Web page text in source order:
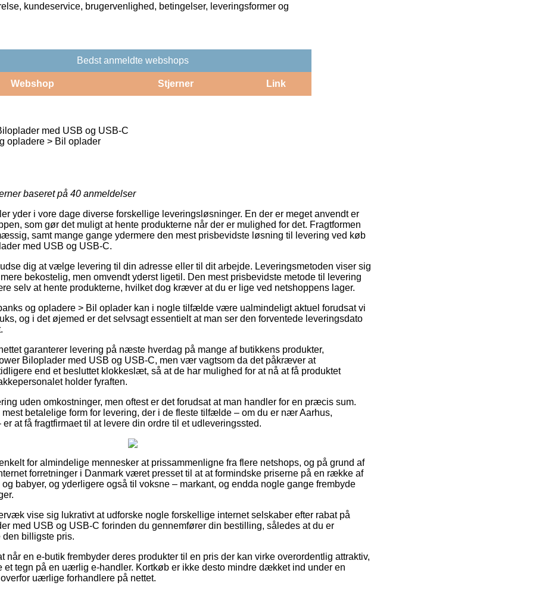
kundeservice, brugervenlighed, betingelser, leveringsformer og
Bedst anmeldte webshops
Webshop Stjerner Link
med USB og USB-C
opladere > Bil oplader
baseret på 40 anmeldelser
yder i vore dage diverse forskellige leveringsløsninger. En der er meget anvendt er
som gør det muligt at hente produkterne når der er mulighed for det. Fragtformen
samt mange gange ydermere den mest prisbevidste løsning til levering ved køb
med USB og USB-C.
dig at vælge levering til din adresse eller til dit arbejde. Leveringsmetoden viser sig
bekostelig, men omvendt yderst ligetil. Den mest prisbevidste metode til levering
selv at hente produkterne, hvilket dog kræver at du er lige ved netshoppens lager.
og opladere > Bil oplader kan i nogle tilfælde være ualmindeligt aktuel forudsat vi
og i det øjemed er det selvsagt essentielt at man ser den forventede leveringsdato
garanterer levering på næste hverdag på mange af butikkens produkter,
Biloplader med USB og USB-C, men vær vagtsom da det påkræver at
end et besluttet klokkeslæt, så at de har mulighed for at nå at få produktet
holder fyraften.
uden omkostninger, men oftest er det forudsat at man handler for en præcis sum.
betalelige form for levering, der i de fleste tilfælde – om du er nær Aarhus,
at få fragtfirmaet til at levere din ordre til et udleveringssted.
for almindelige mennesker at prissammenligne fra flere netshops, og på grund af
forretninger i Danmark været presset til at at formindske priserne på en række af
babyer, og yderligere også til voksne – markant, og endda nogle gange frembyde
vise sig lukrativt at udforske nogle forskellige internet selskaber efter rabat på
med USB og USB-C forinden du gennemfører din bestilling, således at du er
den billigste pris.
når en e-butik frembyder deres produkter til en pris der kan virke overordentlig attraktiv,
et tegn på en uærlig e-handler. Kortkøb er ikke desto mindre dækket ind under en
uærlige forhandlere på nettet.